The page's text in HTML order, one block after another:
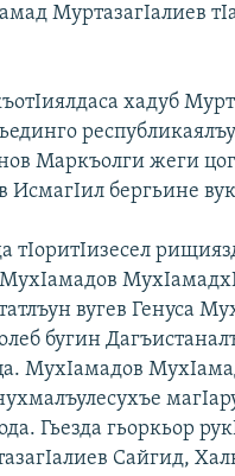
МуртазагIалиев
хадуб
Маркъолги жеги
бергьине
тIоритIизесел
вугев Генуса
бугин
МухIамадов
Гьезда гьоркьор
Сайгид,